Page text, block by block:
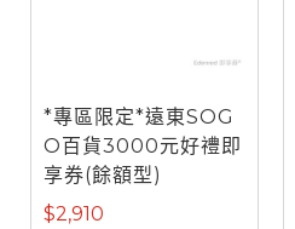
*專區限定*遠東SOG
O百貨3000元好禮即
享券(餘額型)
$2,910